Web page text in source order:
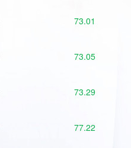
73.01
73.05
73.29
77.22